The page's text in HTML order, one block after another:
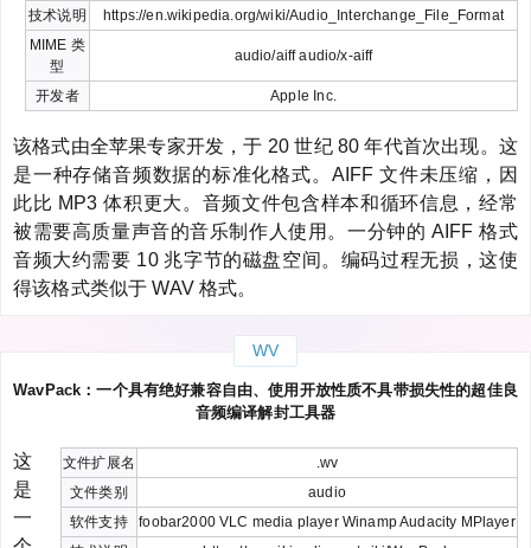
技术说明
https://en.wikipedia.org/wiki/Audio_Interchange_File_Format
MIME 类
型
audio/aiff audio/x-aiff
开发者 Apple Inc.
该格式由全苹果专家开发，于 20 世纪 80 年代首次出现。这
是一种存储音频数据的标准化格式。AIFF 文件未压缩，因
此比 MP3 体积更大。音频文件包含样本和循环信息，经常
被需要高质量声音的音乐制作人使用。一分钟的 AIFF 格式
音频大约需要 10 兆字节的磁盘空间。编码过程无损，这使
得该格式类似于 WAV 格式。
WV
WavPack：一个具有绝好兼容自由、使用开放性质不具带损失性的超佳良
音频编译解封工具器
文件扩展名
.wv
文件类别
audio
软件支持
foobar2000 VLC media player Winamp Audacity MPlayer
这
是
一